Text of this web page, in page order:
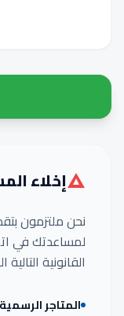
إخلاء
نحن ملتزمون
لمساعدتك في
القانونية
المتاجر